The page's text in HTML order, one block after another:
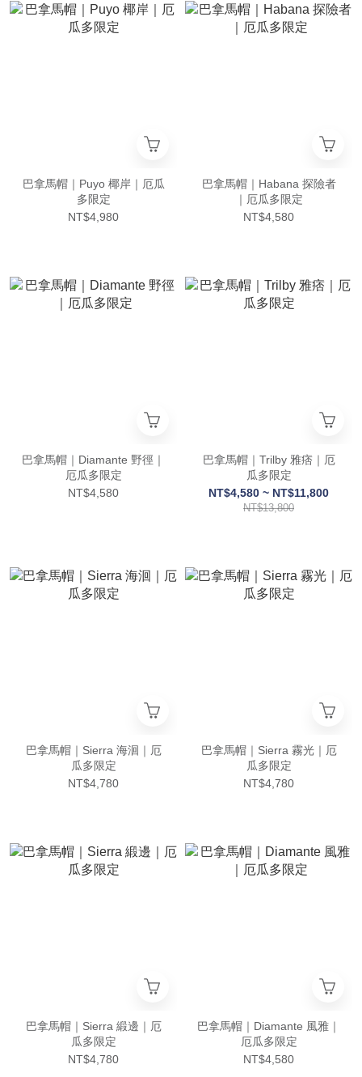
巴拿馬帽｜Puyo 椰岸｜厄瓜
多限定
NT$4,980
巴拿馬帽｜Habana 探險者
｜厄瓜多限定
NT$4,580
巴拿馬帽｜Diamante 野徑｜
厄瓜多限定
NT$4,580
巴拿馬帽｜Trilby 雅痞｜厄
瓜多限定
NT$4,580 ~ NT$11,800
NT$13,800
巴拿馬帽｜Sierra 海洄｜厄
瓜多限定
NT$4,780
巴拿馬帽｜Sierra 霧光｜厄
瓜多限定
NT$4,780
巴拿馬帽｜Sierra 緞邊｜厄
瓜多限定
NT$4,780
巴拿馬帽｜Diamante 風雅｜
厄瓜多限定
NT$4,580